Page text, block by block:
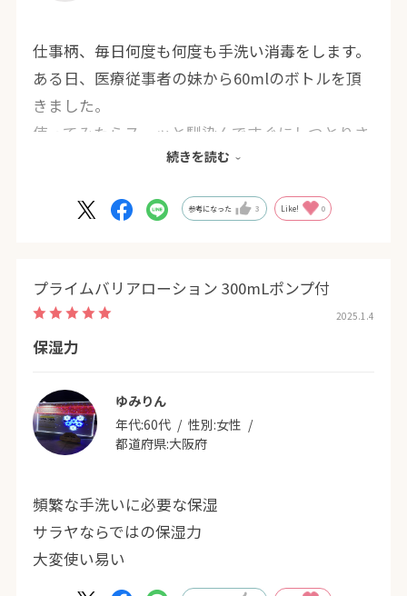
仕事柄、毎日何度も何度も手洗い消毒をします。
ある日、医療従事者の妹から60mlのボトルを頂
きました。
使ってみたらスーッと馴染んですぐにしつとりさ
らさらになるところが気に入りました。
てくれるので手荒れもなくなりました。
続きを読む
参考になった 3 Like! 0
プライムバリアローション 300mLポンプ付
2025.1.4
保湿力
ゆみりん
年代:60代 性別:女性
都道府県:大阪府
頻繁な手洗いに必要な保湿
サラヤならではの保湿力
大変使い易い